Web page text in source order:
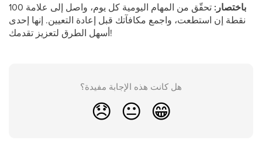
باختصار:
تحقّق من المهام اليومية كل يوم، واصل إلى علامة 100
نقطة إن استطعت، واجمع مكافآتك قبل إعادة التعيين. إنها إحدى
أسهل الطرق لتعزيز تقدمك!
هل كانت هذه الإجابة مفيدة؟
😞 😐 😁